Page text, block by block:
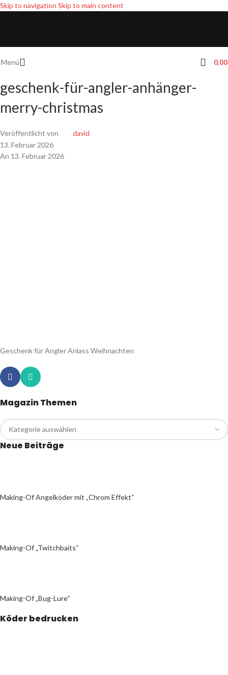
Skip to navigation Skip to main content
Menü
geschenk-für-angler-anhänger-
merry-christmas
Veröffentlicht von
david
13. Februar 2026
An 13. Februar 2026
Geschenk für Angler Anlass Weihnachten
Magazin Themen
Neue Beiträge
Making-Of Angelköder mit „Chrom Effekt“
Making-Of „Twitchbaits“
Making-Of „Bug-Lure“
Köder bedrucken